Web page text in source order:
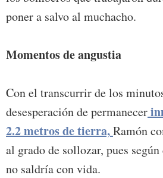
poner a salvo al muchacho.
Momentos de angustia
Con el transcurrir de los
desesperación de permanecer
2.2 metros de tierra,Ramón
al grado de sollozar, pues
no saldría con vida.